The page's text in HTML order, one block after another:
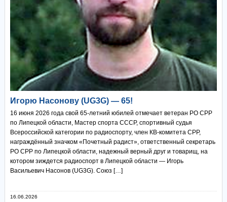
Игорю Насонову (UG3G) — 65!
16 июня 2026 года свой 65-летний юбилей отмечает ветеран РО СРР
по Липецкой области, Мастер спорта СССР, спортивный судья
Всероссийской категории по радиоспорту, член КВ-комитета СРР,
награждённый значком «Почетный радист», ответственный секретарь
РО СРР по Липецкой области, надежный верный друг и товарищ, на
котором зиждется радиоспорт в Липецкой области — Игорь
Васильевич Насонов (UG3G). Союз […]
16.06.2026